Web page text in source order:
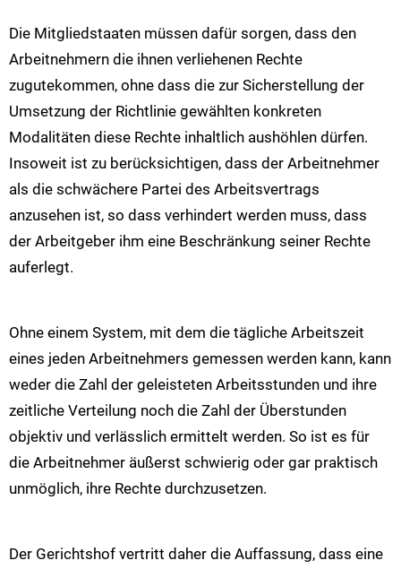
Die Mitgliedstaaten müssen dafür sorgen, dass den
Arbeitnehmern die ihnen verliehenen Rechte
zugutekommen, ohne dass die zur Sicherstellung der
Umsetzung der Richtlinie gewählten konkreten
Modalitäten diese Rechte inhaltlich aushöhlen dürfen.
Insoweit ist zu berücksichtigen, dass der Arbeitnehmer
als die schwächere Partei des Arbeitsvertrags
anzusehen ist, so dass verhindert werden muss, dass
der Arbeitgeber ihm eine Beschränkung seiner Rechte
auferlegt.
Ohne einem System, mit dem die tägliche Arbeitszeit
eines jeden Arbeitnehmers gemessen werden kann, kann
weder die Zahl der geleisteten Arbeitsstunden und ihre
zeitliche Verteilung noch die Zahl der Überstunden
objektiv und verlässlich ermittelt werden. So ist es für
die Arbeitnehmer äußerst schwierig oder gar praktisch
unmöglich, ihre Rechte durchzusetzen.
Der Gerichtshof vertritt daher die Auffassung, dass eine